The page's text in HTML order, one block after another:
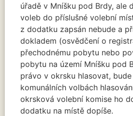
úřadě v Mníšku pod Brdy, ale
voleb do příslušné volební
z dodatku zapsán nebude a
dokladem (osvědčení o
přechodnému pobytu nebo
pobytu na území Mníšku pod
právo v okrsku hlasovat,
komunálních volbách
okrsková volební komise ho
dodatku na místě dopíše.